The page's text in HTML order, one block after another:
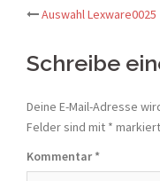
Post
Auswahl Lexware0025
Schreibe
Deine E-Mail-Adresse
Felder sind mit * markiert
Kommentar*